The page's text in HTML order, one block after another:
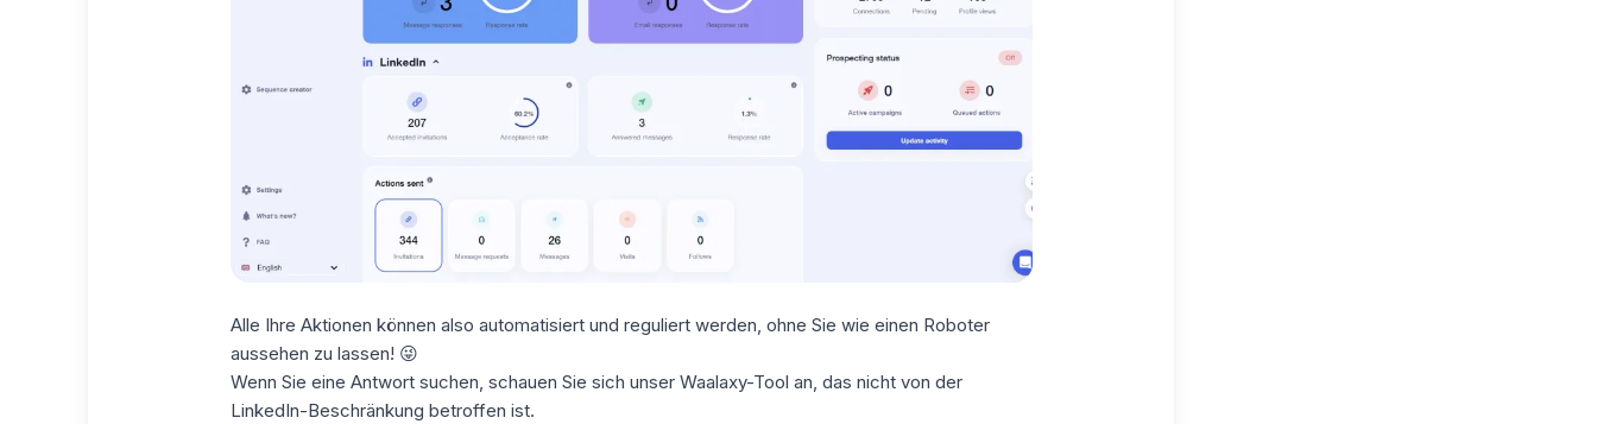
Alle Ihre Aktionen können also automatisiert und reguliert werden, ohne Sie wie einen Roboter
aussehen zu lassen! 😜
Wenn Sie eine Antwort suchen, schauen Sie sich unser Waalaxy-Tool an, das nicht von der
LinkedIn-Beschränkung betroffen ist.